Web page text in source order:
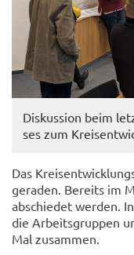
Dis­kus­si­on beim
ses zum
Das
ge­ra­den. Be­reits im
ab­schie­det wer­den.
die Ar­beits­grup­pen
Mal zu­sam­men.